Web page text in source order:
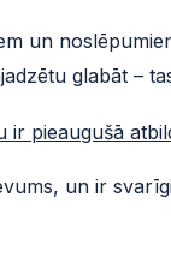
un
glabāt –
pieaugušā
un ir